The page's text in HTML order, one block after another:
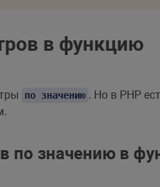
в функцию
по значению . Но в PHP
по значению в